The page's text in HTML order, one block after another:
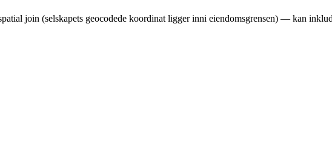
join (selskapets geocodede koordinat ligger inni eiendomsgrensen) — kan